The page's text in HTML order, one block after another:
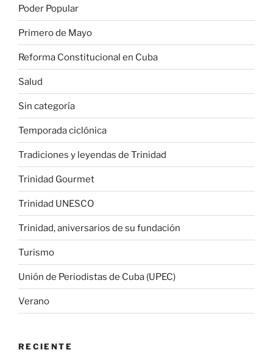
Poder Popular
Primero de Mayo
Reforma Constitucional en Cuba
Salud
Sin categoría
Temporada ciclónica
Tradiciones y leyendas de Trinidad
Trinidad Gourmet
Trinidad UNESCO
Trinidad, aniversarios de su fundación
Turismo
Unión de Periodistas de Cuba (UPEC)
Verano
RECIENTE